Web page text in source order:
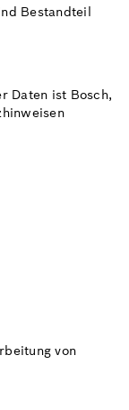
Bestandteil
Daten ist Bosch,
von